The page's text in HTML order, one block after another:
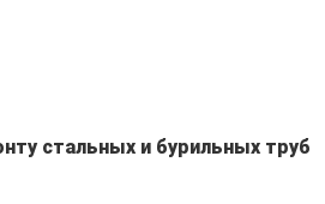
стальных и бурильных труб